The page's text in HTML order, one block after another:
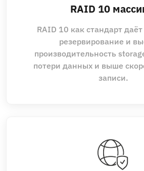
RAID 10
RAID 10 как стандарт
резервирование и
производительность
потери данных и выше
записи.